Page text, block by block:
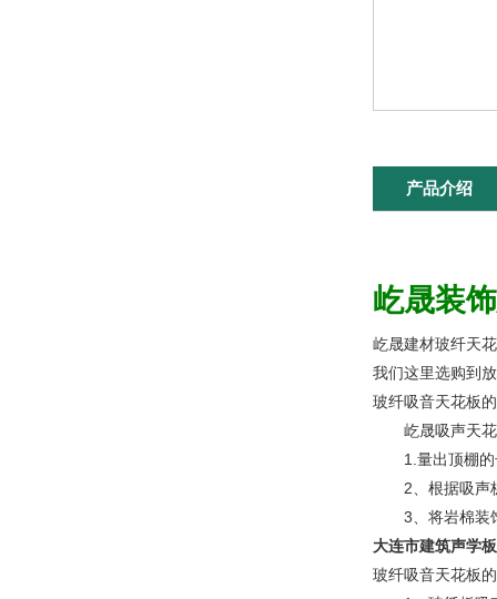
产品介绍
屹晟装饰
屹晟建材玻纤天
我们这里选购到
玻纤吸音天花板
屹晟吸声天花
1.量出顶棚的长
2、根据吸声板
3、将岩棉装饰
大连市建筑声学
玻纤吸音天花板